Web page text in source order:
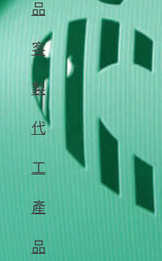
品
客
製
代
工
產
品